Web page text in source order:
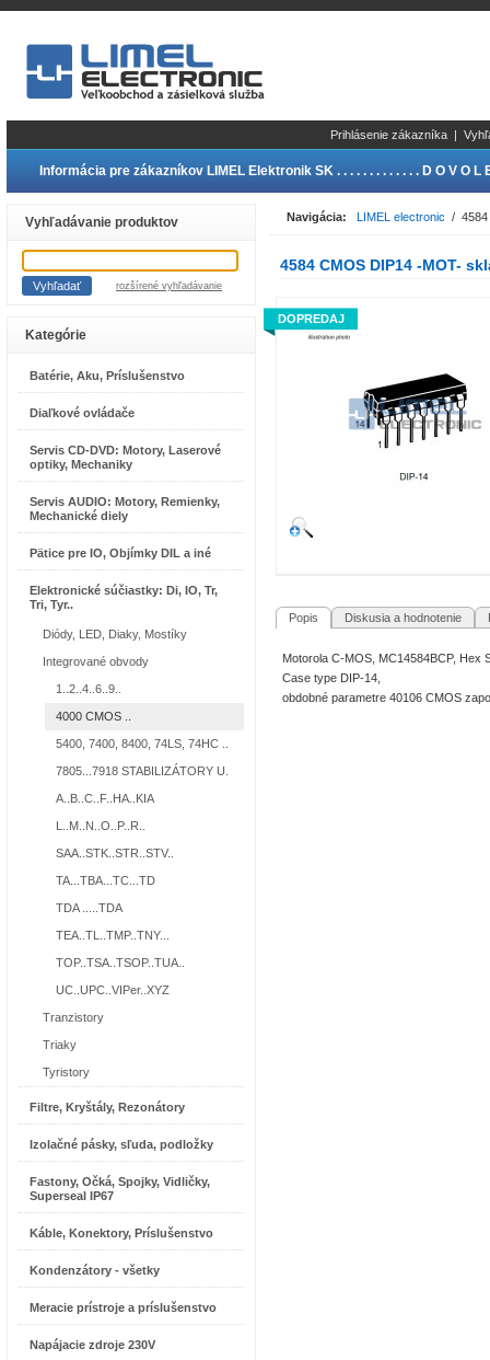
Prihlásenie zákazníka |
Informácia pre zákazníkov LIMEL Elektronik SK . . . . . . . . . . . . . D O V O L
Vyhľadávanie produktov
rozšírené vyhľadávanie
Kategórie
Batérie, Aku, Príslušenstvo
Diaľkové ovládače
Servis CD-DVD: Motory, Laserové
optiky, Mechaniky
Servis AUDIO: Motory, Remienky,
Mechanické diely
Pätice pre IO, Objímky DIL a iné
Elektronické súčiastky: Di, IO, Tr,
Tri, Tyr..
Diódy, LED, Diaky, Mostíky
Integrované obvody
1..2..4..6..9..
4000 CMOS ..
5400, 7400, 8400, 74LS, 74HC ..
7805...7918 STABILIZÁTORY U.
A..B..C..F..HA..KIA
L..M..N..O..P..R..
SAA..STK..STR..STV..
TA...TBA...TC...TD
TDA .....TDA
TEA..TL..TMP..TNY...
TOP..TSA..TSOP..TUA..
UC..UPC..VIPer..XYZ
Tranzistory
Triaky
Tyristory
Filtre, Kryštály, Rezonátory
Izolačné pásky, sľuda, podložky
Fastony, Očká, Spojky, Vidličky,
Superseal IP67
Káble, Konektory, Príslušenstvo
Kondenzátory - všetky
Meracie prístroje a príslušenstvo
Napájacie zdroje 230V
Navigácia: LIMEL electronic / 4584
4584 CMOS DIP14 -MOT-
DOPREDAJ
Popis Diskusia a hodnotenie
Motorola C-MOS, MC14584BCP, Hex
Case type DIP-14,
obdobné parametre 40106 CMOS